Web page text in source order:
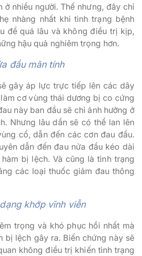
ở nhiều người. Thế nhưng, đây chỉ
nhàng nhất khi tình trạng bệnh
để quá lâu và không điều trị kịp,
hậu quả nghiêm trọng hơn.
đầu mãn tính
gây áp lực trực tiếp lên các dây
cơ vùng thái dương bị co cứng
này ban đầu sẽ chỉ ảnh hưởng ở
Nhưng lâu dần sẽ có thể lan lên
cổ, dẫn đến các cơn đau đầu.
dẫn đến đau nửa đầu kéo dài
bị lệch. Và cũng là tình trạng
các loại thuốc giảm đau thông
khớp vĩnh viễn
trọng và khó phục hồi nhất mà
bị lệch gây ra. Biến chứng này sẽ
không điều trị khiến tình trạng